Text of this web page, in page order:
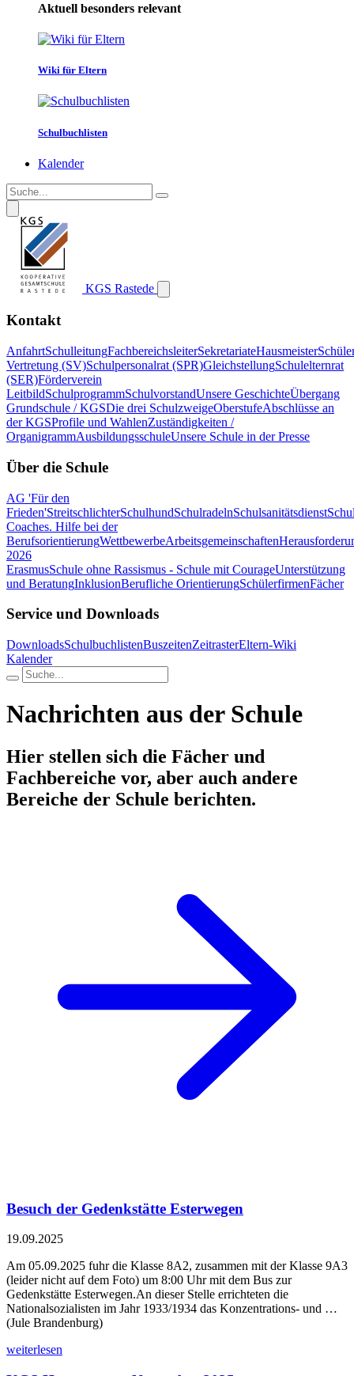
Aktuell besonders relevant
Wiki für Eltern
Schulbuchlisten
Kalender
KGS Rastede
Kontakt
AnfahrtSchulleitungFachbereichsleiterSekretariateHausmeister
Vertretung (SV)Schulpersonalrat (SPR)GleichstellungSchulelternrat
(SER)Förderverein
LeitbildSchulprogrammSchulvorstandUnsere GeschichteÜbergang
Grundschule / KGSDie drei SchulzweigeOberstufeAbschlüsse an
der KGSProfile und WahlenZuständigkeiten /
OrganigrammAusbildungsschuleUnsere Schule in der Presse
Über die Schule
AG 'Für den
Frieden'StreitschlichterSchulhundSchulradelnSchulsanitätsdienst
Coaches. Hilfe bei der
BerufsorientierungWettbewerbeArbeitsgemeinschaften
2026
ErasmusSchule ohne Rassismus - Schule mit CourageUnterstützung
und BeratungInklusionBerufliche OrientierungSchülerfirmenFächer
Service und Downloads
DownloadsSchulbuchlistenBuszeitenZeitrasterEltern-Wiki
Kalender
Nachrichten aus der Schule
Hier stellen sich die Fächer und
Fachbereiche vor, aber auch andere
Bereiche der Schule berichten.
Besuch der Gedenkstätte Esterwegen
19.09.2025
Am 05.09.2025 fuhr die Klasse 8A2, zusammen mit der Klasse 9A3
(leider nicht auf dem Foto) um 8:00 Uhr mit dem Bus zur
Gedenkstätte Esterwegen.An dieser Stelle errichteten die
Nationalsozialisten im Jahr 1933/1934 das Konzentrations- und …
(Jule Brandenburg)
weiterlesen